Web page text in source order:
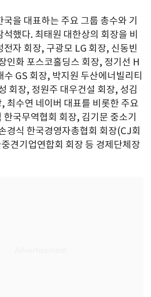
을 대표하는 주요 그룹 총수와 기
했다. 최태원 대한상의 회장을 비
전자 회장, 구광모 LG 회장, 신동빈
인화 포스코홀딩스 회장, 정기선 H
수 GS 회장, 박지원 두산에너빌리티
회장, 정원주 대우건설 회장, 성김
최수연 네이버 대표를 비롯한 주요
국무역협회 회장, 김기문 중소기
경식 한국경영자총협회 회장(CJ회
견기업연합회 회장 등 경제단체장